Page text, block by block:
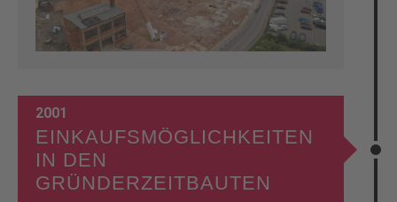
2001
EINKAUFSMÖGLICHKEITEN
IN DEN
GRÜNDERZEITBAUTEN